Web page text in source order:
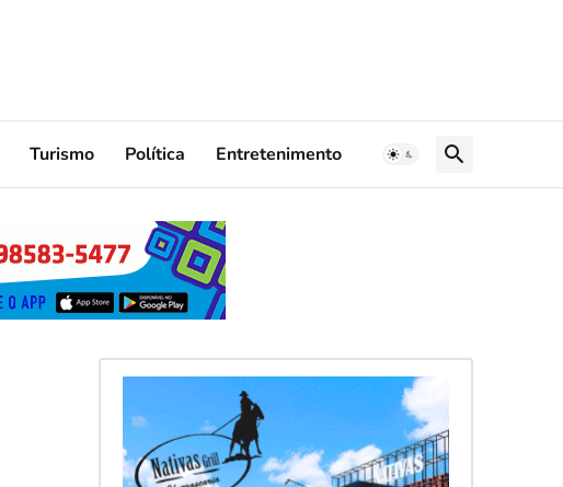
Turismo Política Entretenimento